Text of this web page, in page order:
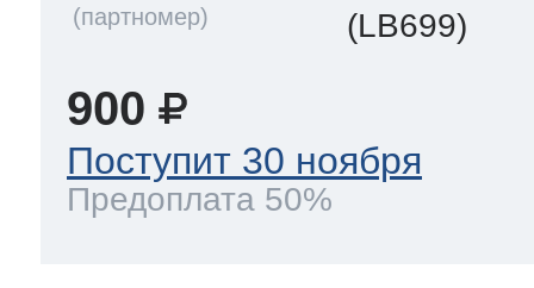
(LB699)
900
Поступит 30 ноября
Предоплата 50%